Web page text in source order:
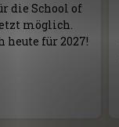
die School of
möglich.
heute für 2027!